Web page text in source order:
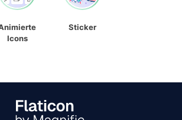
Icons
Sticker